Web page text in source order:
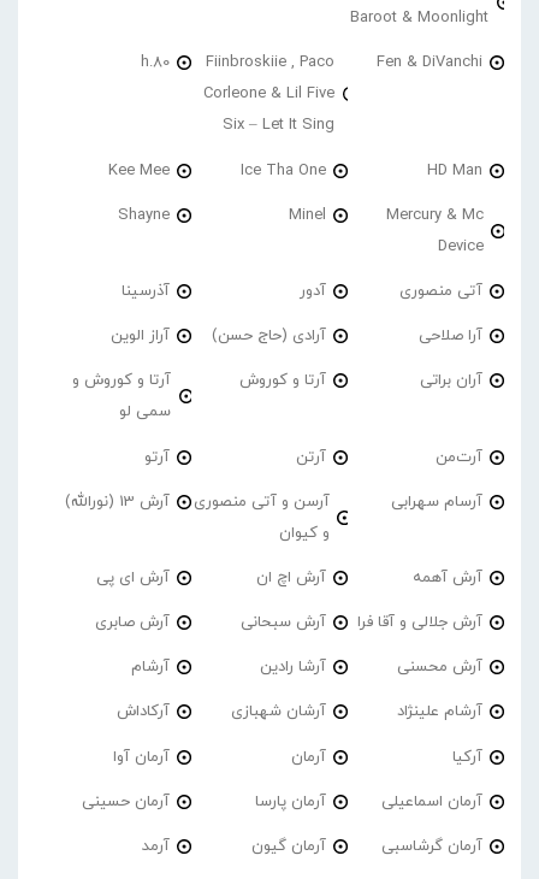
Baroot & Moonlight
Fen & DiVanchi
Fiinbroskiie , Paco
Corleone & Lil Five
Six – Let It Sing
h.80
HD Man
Ice Tha One
Kee Mee
Mercury & Mc
Device
Minel
Shayne
آتی منصوری آدور آذرسینا
آرا صلاحی آرادی (حاج حسن) آراز الوین
آران براتی آرتا و کوروش
آرتا و کوروش و
سمی لو
آرت‌من آرتن آرتو
آرسام سهرابی
آرسن و آتی منصوری
و کیوان
آرش 13 (نورالله)
آرش آهمه آرش اچ ان آرش ای پی
آرش جلالی و آقا فرا آرش سبحانی آرش صابری
آرش محسنی آرشا رادین آرشام
آرشام علینژاد آرشان شهبازی آرکاداش
آرکیا آرمان آرمان آوا
آرمان اسماعیلی آرمان پارسا آرمان حسینی
آرمان گرشاسبی آرمان گیون آرمد